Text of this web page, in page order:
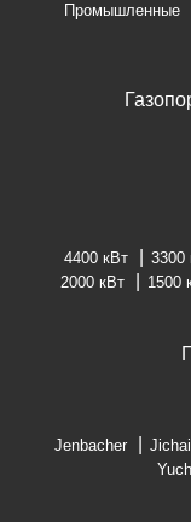
Промышленные
4400 кВт 3300
2000 кВт
1500
Jenbacher Jichai